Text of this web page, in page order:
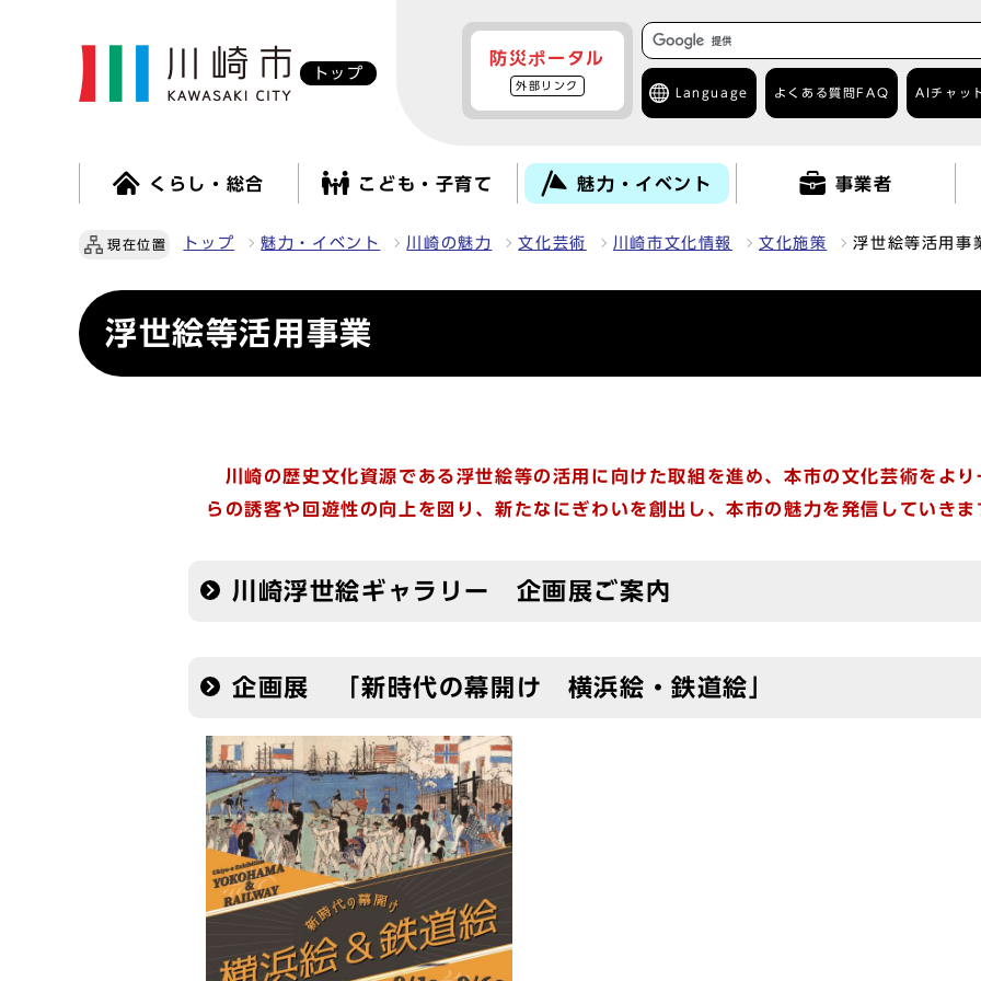
トップ
防災ポータル
外部リンク
Language よくある質問 FAQ AIチャッ
くらし・総合 こども・子育て 魅力・イベント 事業者
現在位置 トップ 魅力・イベント 川崎の魅力 文化芸術 川崎市文化情報 文化施策 浮世絵等活用事
浮世絵等活用事業
川崎の歴史文化資源である浮世絵等の活用に向けた取組を進め、本市の文化芸術をよ
らの誘客や回遊性の向上を図り、新たなにぎわいを創出し、本市の魅力を発信していきま
川崎浮世絵ギャラリー 企画展ご案内
企画展 「新時代の幕開け 横浜絵・鉄道絵」